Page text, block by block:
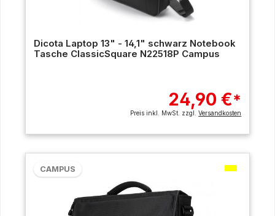
Dicota Laptop 13" - 14,1" schwarz Notebook
Tasche ClassicSquare N22518P Campus
24,90 €*
Preis inkl. MwSt. zzgl.Versandkosten
CAMPUS